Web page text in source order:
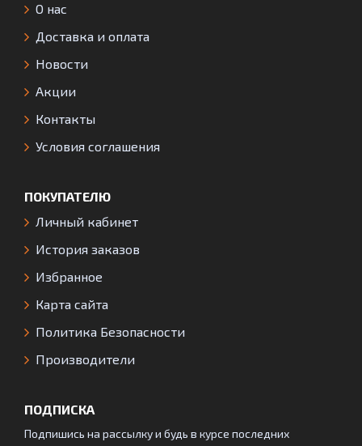
О нас
Доставка и оплата
Новости
Акции
Контакты
Условия соглашения
ПОКУПАТЕЛЮ
Личный кабинет
История заказов
Избранное
Карта сайта
Политика Безопасности
Производители
ПОДПИСКА
Подпишись на рассылку и будь в курсе последних